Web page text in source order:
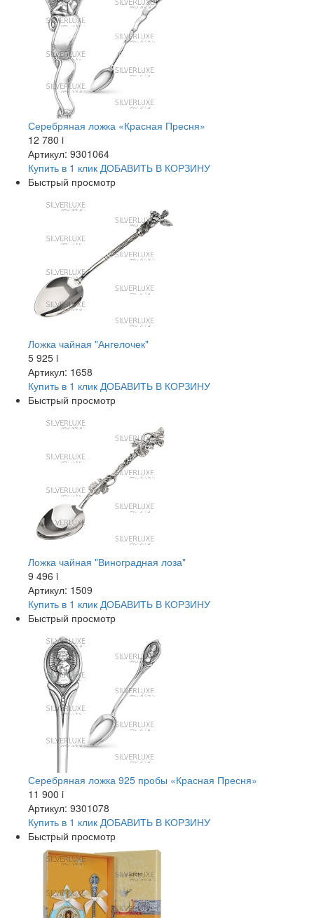
Серебряная ложка «Красная Пресня»
12 780 i
Артикул: 9301064
Купить в 1 клик ДОБАВИТЬ В КОРЗИНУ
Быстрый просмотр
Ложка чайная "Ангелочек"
5 925 i
Артикул: 1658
Купить в 1 клик ДОБАВИТЬ В КОРЗИНУ
Быстрый просмотр
Ложка чайная "Виноградная лоза"
9 496 i
Артикул: 1509
Купить в 1 клик ДОБАВИТЬ В КОРЗИНУ
Быстрый просмотр
Серебряная ложка 925 пробы «Красная Пресня»
11 900 i
Артикул: 9301078
Купить в 1 клик ДОБАВИТЬ В КОРЗИНУ
Быстрый просмотр